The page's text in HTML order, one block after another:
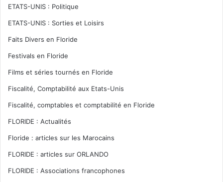
ETATS-UNIS : Politique
ETATS-UNIS : Sorties et Loisirs
Faits Divers en Floride
Festivals en Floride
Films et séries tournés en Floride
Fiscalité, Comptabilité aux Etats-Unis
Fiscalité, comptables et comptabilité en Floride
FLORIDE : Actualités
Floride : articles sur les Marocains
FLORIDE : articles sur ORLANDO
FLORIDE : Associations francophones